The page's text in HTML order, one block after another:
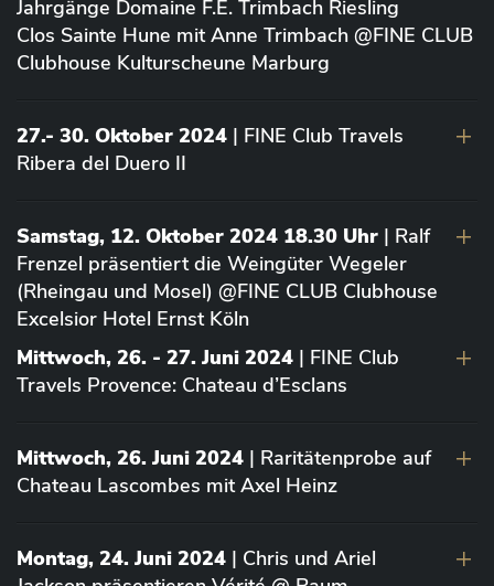
Jahrgänge Domaine F.E. Trimbach Riesling
Clos Sainte Hune mit Anne Trimbach @FINE CLUB
Clubhouse Kulturscheune Marburg
27.- 30. Oktober 2024 | FINE Club Travels
Ribera del Duero II
Samstag, 12. Oktober 2024 18.30 Uhr | Ralf
Frenzel präsentiert die Weingüter Wegeler
(Rheingau und Mosel) @FINE CLUB Clubhouse
Excelsior Hotel Ernst Köln
Mittwoch, 26. - 27. Juni 2024 | FINE Club
Travels Provence: Chateau d’Esclans
Mittwoch, 26. Juni 2024 | Raritätenprobe auf
Chateau Lascombes mit Axel Heinz
Montag, 24. Juni 2024 | Chris und Ariel